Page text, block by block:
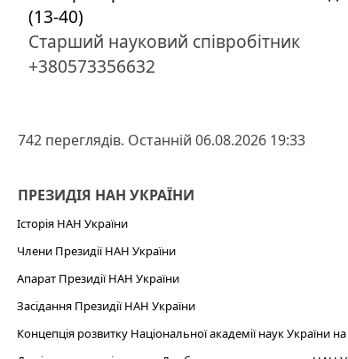
(13-40)
Старший науковий співробітник
+380573356632
742 переглядів. Останній 06.08.2026 19:33
ПРЕЗИДІЯ НАН УКРАЇНИ
Історія НАН України
Члени Президії НАН України
Апарат Президії НАН України
Засідання Президії НАН України
Концепція розвитку Національної академії наук України